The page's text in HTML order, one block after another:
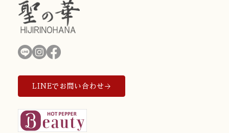
LINEでお問い合わせ